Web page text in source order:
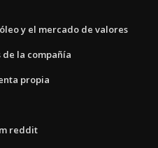
y el mercado de valores
de la compañía
propia
reddit